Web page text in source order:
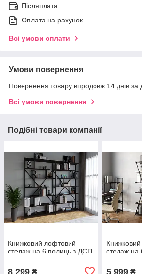
Післяплата
Оплата на рахунок
Всі умови оплати
Умови повернення
Повернення товару впродовж 14 днів за
Всі умови повернення
Подібні товари компанії
Книжковий лофтовий
стелаж на 6 полиць з ДСП
8 299 ₴
стелаж на
5 999₴